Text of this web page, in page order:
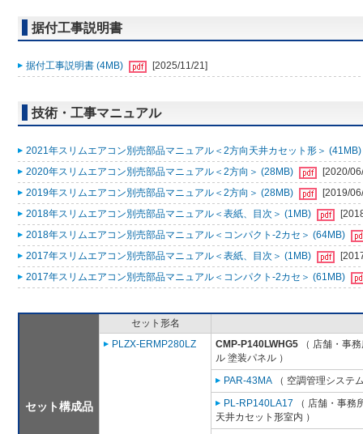
据付工事説明書
据付工事説明書 (4MB) [2025/11/21]
技術・工事マニュアル
2021年スリムエアコン別売部品マニュアル＜2方向天井カセット形＞ (41MB)
2020年スリムエアコン別売部品マニュアル＜2方向＞ (28MB)
[2020/
2019年スリムエアコン別売部品マニュアル＜2方向＞ (28MB)
[2019/
2018年スリムエアコン別売部品マニュアル＜表紙、目次＞ (1MB)
2018年スリムエアコン別売部品マニュアル＜コンパクト-2カセ＞ (64MB)
2017年スリムエアコン別売部品マニュアル＜表紙、目次＞ (1MB)
2017年スリムエアコン別売部品マニュアル＜コンパクト-2カセ＞ (61MB)
セット構成品
セット形名
PLZX-ERMP280LZ
CMP-P140LWHG5 （ 店舗・事
ル 塗装パネル ）
PAR-43MA （ 空調管理システ
PL-RP140LA17 （ 店舗・事務
天井カセット形室内 ）